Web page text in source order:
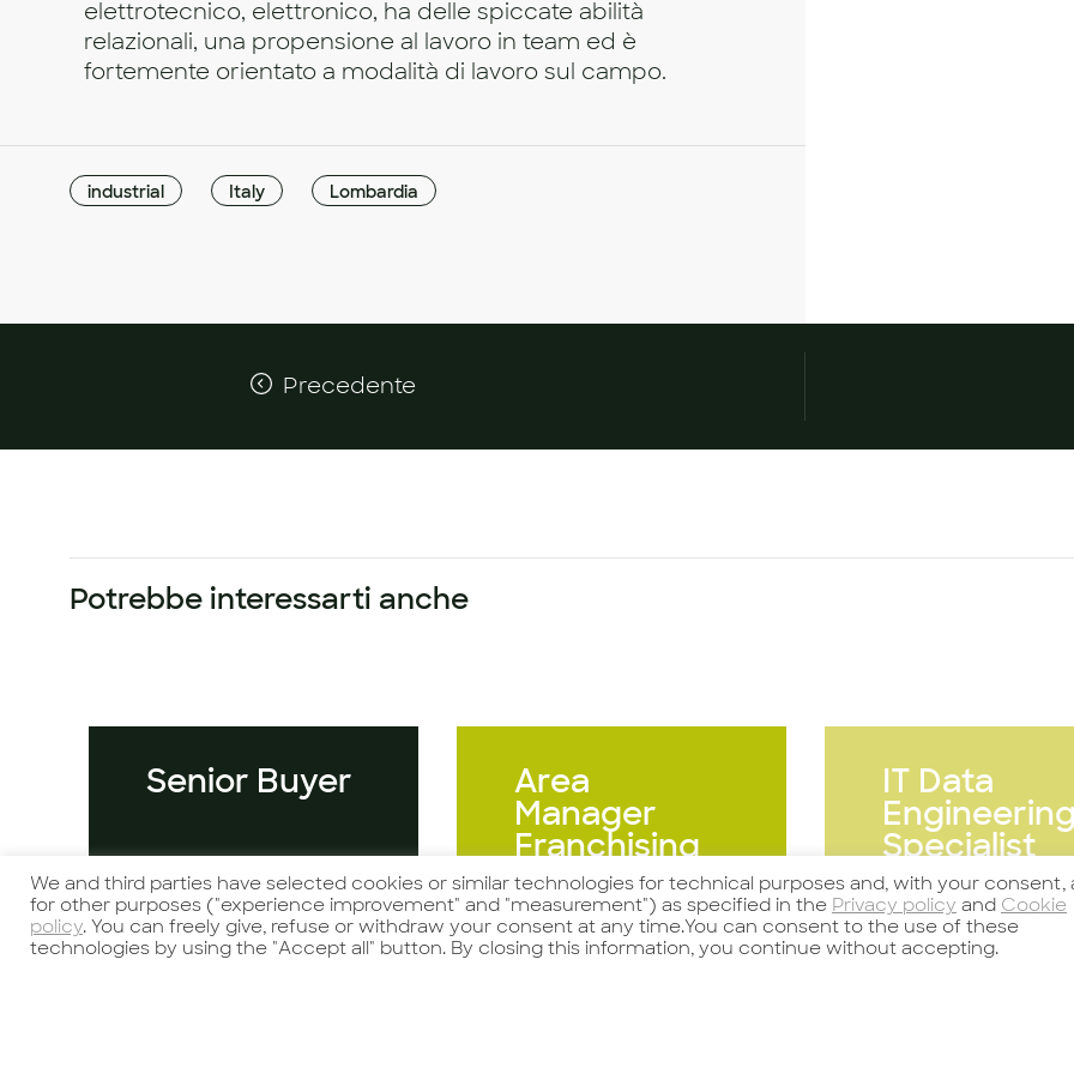
elettrotecnico, elettronico, ha delle spiccate abilità
relazionali, una propensione al lavoro in team ed è
fortemente orientato a modalità di lavoro sul campo.
industrial Italy Lombardia
Precedente
Potrebbe interessarti anche
Senior Buyer Area
Manager
Franchising
IT Data
Engineering
Specialist
We and third parties have selected cookies or similar technologies for technical purposes and, with your consent,
for other purposes ("experience improvement" and "measurement") as specified in the Privacy policy and Cookie
policy. You can freely give, refuse or withdraw your consent at any time.You can consent to the use of these
technologies by using the "Accept all" button. By closing this information, you continue without accepting.